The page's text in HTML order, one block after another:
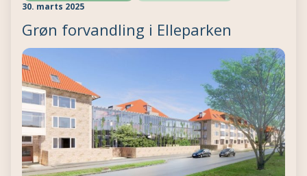
30. marts 2025
Grøn forvandling i Elleparken